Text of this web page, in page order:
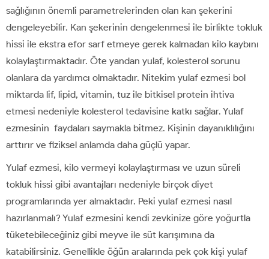
sağlığının önemli parametrelerinden olan kan şekerini
dengeleyebilir. Kan şekerinin dengelenmesi ile birlikte tokluk
hissi ile ekstra efor sarf etmeye gerek kalmadan kilo kaybını
kolaylaştırmaktadır. Öte yandan yulaf, kolesterol sorunu
olanlara da yardımcı olmaktadır. Nitekim yulaf ezmesi bol
miktarda lif, lipid, vitamin, tuz ile bitkisel protein ihtiva
etmesi nedeniyle kolesterol tedavisine katkı sağlar. Yulaf
ezmesinin faydaları saymakla bitmez. Kişinin dayanıklılığını
arttırır ve fiziksel anlamda daha güçlü yapar.
Yulaf ezmesi, kilo vermeyi kolaylaştırması ve uzun süreli
tokluk hissi gibi avantajları nedeniyle birçok diyet
programlarında yer almaktadır. Peki yulaf ezmesi nasıl
hazırlanmalı? Yulaf ezmesini kendi zevkinize göre yoğurtla
tüketebileceğiniz gibi meyve ile süt karışımına da
katabilirsiniz. Genellikle öğün aralarında pek çok kişi yulaf